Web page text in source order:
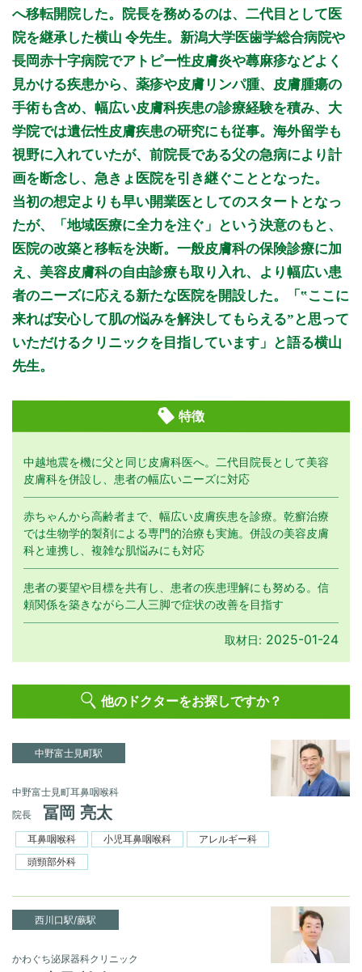
15:00～17:50
● ● ● ●
休診日: 木、日、祝
備考: ※新患受付は各終了時間の10分前まで
※診療時間や臨時休診・診療内容等について、事前に必ず医療
機関ホームページ、またはお電話にてご確認ください。
>>病院なびで医療機関の詳細を見る
公式HPはこちら
へ移転開院した。院長を務めるのは、二代目として医
院を継承した横山 令先生。新潟大学医歯学総合病院や
長岡赤十字病院でアトピー性皮膚炎や蕁麻疹などよく
見かける疾患から、薬疹や皮膚リンパ腫、皮膚腫瘍の
手術も含め、幅広い皮膚科疾患の診療経験を積み、大
学院では遺伝性皮膚疾患の研究にも従事。海外留学も
視野に入れていたが、前院長である父の急病により計
画を断念し、急きょ医院を引き継ぐこととなった。
当初の想定よりも早い開業医としてのスタートとなっ
たが、「地域医療に全力を注ぐ」という決意のもと、
医院の改築と移転を決断。一般皮膚科の保険診療に加
え、美容皮膚科の自由診療も取り入れ、より幅広い患
者のニーズに応える新たな医院を開設した。「‟ここに
来れば安心して肌の悩みを解決してもらえる”と思って
いただけるクリニックを目指しています」と語る横山
先生。
特徴
中越地震を機に父と同じ皮膚科医へ。二代目院長として美容
皮膚科を併設し、患者の幅広いニーズに対応
赤ちゃんから高齢者まで、幅広い皮膚疾患を診療。乾癬治療
では生物学的製剤による専門的治療も実施。併設の美容皮膚
科と連携し、複雑な肌悩みにも対応
患者の要望や目標を共有し、患者の疾患理解にも努める。信
頼関係を築きながら二人三脚で症状の改善を目指す
取材日: 2025-01-24
他のドクターをお探しですか？
中野富士見町駅
中野富士見町耳鼻咽喉科
院長
冨岡 亮太
耳鼻咽喉科 小児耳鼻咽喉科
アレルギー科
頭頸部外科
西川口駅/蕨駅
かわぐち泌尿器科クリニック